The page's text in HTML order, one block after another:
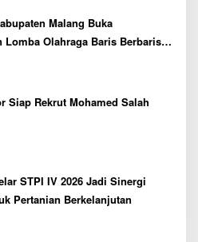
Malang Buka
Lomba Olahraga Baris Berbaris
Siap Rekrut Mohamed Salah
STPI IV 2026 Jadi Sinergi
Pertanian Berkelanjutan